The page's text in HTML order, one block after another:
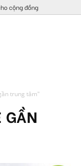
cộng đồng
trung tâm"
GẦN